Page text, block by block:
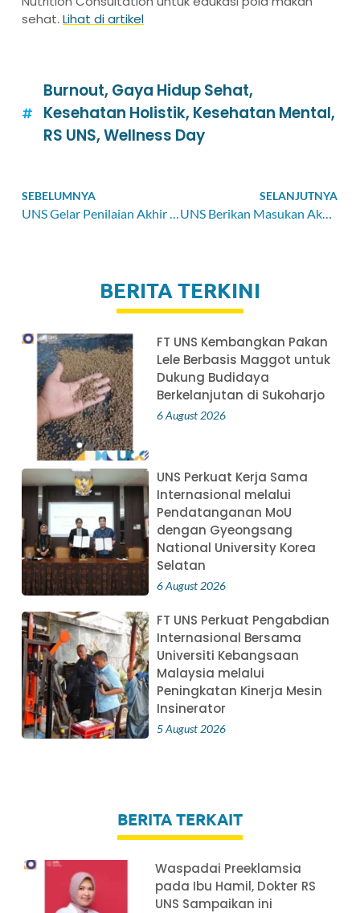
sehat. Lihat di artikel
Burnout, Gaya Hidup Sehat,
Kesehatan Holistik, Kesehatan Mental,
RS UNS,Wellness Day
SEBELUMNYA
UNS Gelar Penilaian Akhir Lomba Masterplan Dies Natalis ke-50, Dorong Kreativitas dan Gagasan Kampus Berkelanjutan
SELANJUTNYA
UNS Berikan Masukan Akademik untuk RUU Pangan dalam Kunjungan Kerja Komisi IV DPR RI
BERITA TERKINI
FT UNS Kembangkan Pakan
Lele Berbasis Maggot untuk
Dukung Budidaya
Berkelanjutan di Sukoharjo
6 August 2026
UNS Perkuat Kerja Sama
Internasional melalui
Pendatanganan MoU
dengan Gyeongsang
National University Korea
Selatan
6 August 2026
FT UNS Perkuat Pengabdian
Internasional Bersama
Universiti Kebangsaan
Malaysia melalui
Peningkatan Kinerja Mesin
Insinerator
5 August 2026
BERITA TERKAIT
Waspadai Preeklamsia
pada Ibu Hamil, Dokter RS
UNS Sampaikan ini